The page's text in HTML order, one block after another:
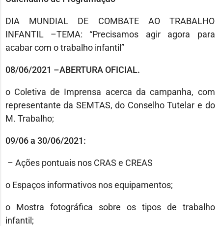
DIA MUNDIAL DE COMBATE AO TRABALHO
INFANTIL –TEMA: “Precisamos agir agora para
acabar com o trabalho infantil”
08/06/2021 –ABERTURA OFICIAL.
o Coletiva de Imprensa acerca da campanha, com
representante da SEMTAS, do Conselho Tutelar e do
M. Trabalho;
09/06 a 30/06/2021:
– Ações pontuais nos CRAS e CREAS
o Espaços informativos nos equipamentos;
o Mostra fotográfica sobre os tipos de trabalho
infantil;